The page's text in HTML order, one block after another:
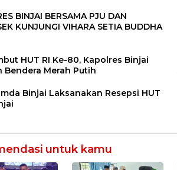
BINJAI BERSAMA PJU DAN
KUNJUNGI VIHARA SETIA BUDDHA
HUT RI Ke-80, Kapolres Binjai
Bendera Merah Putih
Binjai Laksanakan Resepsi HUT
untuk kamu